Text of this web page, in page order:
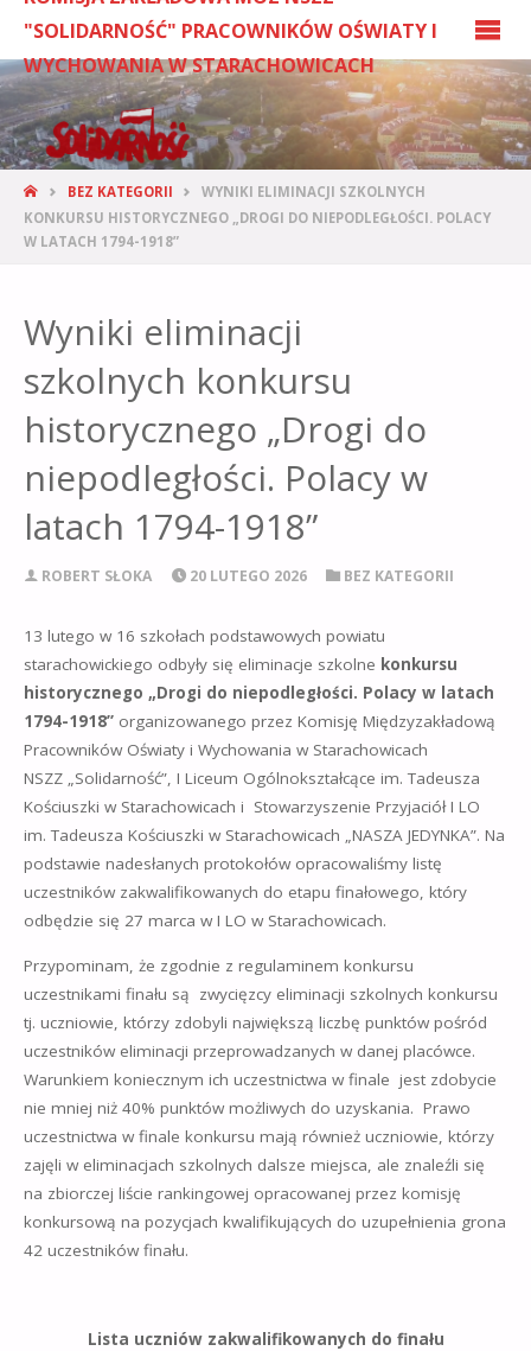
"SOLIDARNOŚĆ" PRACOWNIKÓW OŚWIATY I
WYCHOWANIA W STARACHOWICACH
BEZ KATEGORII
WYNIKI ELIMINACJI SZKOLNYCH
KONKURSU HISTORYCZNEGO „DROGI DO NIEPODLEGŁOŚCI. POLACY
W LATACH 1794-1918”
Wyniki eliminacji
szkolnych konkursu
historycznego „Drogi do
niepodległości. Polacy w
latach 1794-1918”
ROBERT SŁOKA 20 LUTEGO 2026 BEZ KATEGORII
13 lutego w 16 szkołach podstawowych powiatu
starachowickiego odbyły się eliminacje szkolne konkursu
historycznego „Drogi do niepodległości. Polacy w latach
1794-1918” organizowanego przez Komisję Międzyzakładową
Pracowników Oświaty i Wychowania w Starachowicach
NSZZ „Solidarność”, I Liceum Ogólnokształcące im. Tadeusza
Kościuszki w Starachowicach i Stowarzyszenie Przyjaciół I LO
im. Tadeusza Kościuszki w Starachowicach „NASZA JEDYNKA”. Na
podstawie nadesłanych protokołów opracowaliśmy listę
uczestników zakwalifikowanych do etapu finałowego, który
odbędzie się 27 marca w I LO w Starachowicach.
Przypominam, że zgodnie z regulaminem konkursu
uczestnikami finału są zwycięzcy eliminacji szkolnych konkursu
tj. uczniowie, którzy zdobyli największą liczbę punktów pośród
uczestników eliminacji przeprowadzanych w danej placówce.
Warunkiem koniecznym ich uczestnictwa w finale jest zdobycie
nie mniej niż 40% punktów możliwych do uzyskania. Prawo
uczestnictwa w finale konkursu mają również uczniowie, którzy
zajęli w eliminacjach szkolnych dalsze miejsca, ale znaleźli się
na zbiorczej liście rankingowej opracowanej przez komisję
konkursową na pozycjach kwalifikujących do uzupełnienia grona
42 uczestników finału.
Lista uczniów zakwalifikowanych do finału